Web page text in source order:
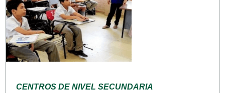
CENTROS DE NIVEL SECUNDARIA